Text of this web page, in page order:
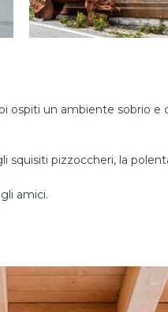
ospiti un ambiente sobrio e
squisiti pizzoccheri, la
amici.